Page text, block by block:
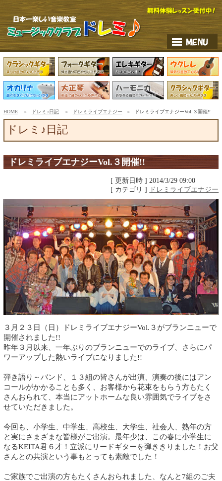
HOME» ドレミ♪日記 » ドレミライブエナジー » ドレミライブエナジーVol.３開催!!
ドレミ♪日記
ドレミライブエナジーVol.３開催!!
[ 更新日時 ] 2014/3/29 09:00
[ カテゴリ ]
ドレミライブエナジー
３月２３日（日）ドレミライブエナジーVol.３がブランニューで
開催されました!!
昨年３月以来、一年ぶりのブランニューでのライブ、さらにパ
ワーアップした熱いライブになりました!!
弾き語り～バンド、１３組の皆さんが出演、演奏の後にはアン
コールがかかることも多く、お客様から花束をもらう方もたく
さんおられて、本当にアットホームな良い雰囲気でライブをさ
せていただきました。
今回も、小学生、中学生、高校生、大学生、社会人、熟年の方
と実にさまざまな皆様がご出演。最年少は、この春に小学生に
なるKEITA君６才！立派にリードギターを弾ききりました！お父
さんとの共演という事もとっても素敵でした！
ご家族でご出演の方もたくさんおられました、なんと7組のご夫